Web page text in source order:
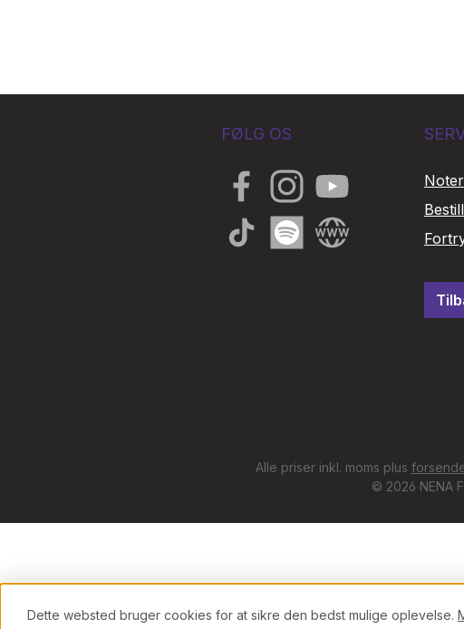
FØLG OS
FacebookInstagramYouTube
TikTok Spotify Website
Noter
Alle priser inkl. moms plus
© 2026 NENA
Dette websted bruger cookies for at sikre den bedst mulige oplevelse.